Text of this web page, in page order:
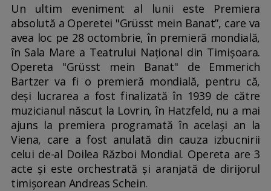
Un ultim eveniment al lunii este Premiera
absolută a Operetei "Grüsst mein Banat”, care va
avea loc pe 28 octombrie, în premieră mondială,
în Sala Mare a Teatrului Național din Timișoara.
Opereta "Grüsst mein Banat" de Emmerich
Bartzer va fi o premieră mondială, pentru că,
deși lucrarea a fost finalizată în 1939 de către
muzicianul născut la Lovrin, în Hatzfeld, nu a mai
ajuns la premiera programată în același an la
Viena, care a fost anulată din cauza izbucnirii
celui de-al Doilea Război Mondial. Opereta are 3
acte şi este orchestrată și aranjată de dirijorul
timișorean Andreas Schein.